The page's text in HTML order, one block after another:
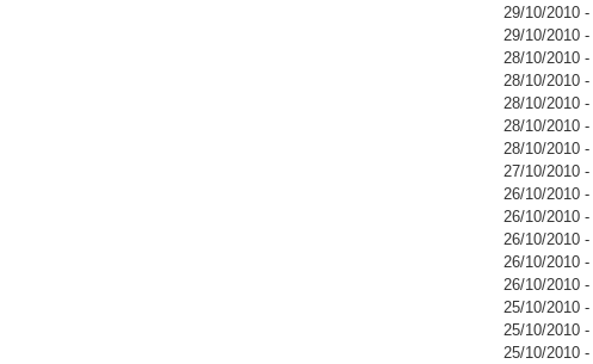
29/10/2010 -
29/10/2010 -
28/10/2010 -
28/10/2010 -
28/10/2010 -
28/10/2010 -
28/10/2010 -
27/10/2010 -
26/10/2010 -
26/10/2010 -
26/10/2010 -
26/10/2010 -
26/10/2010 -
25/10/2010 -
25/10/2010 -
25/10/2010 -